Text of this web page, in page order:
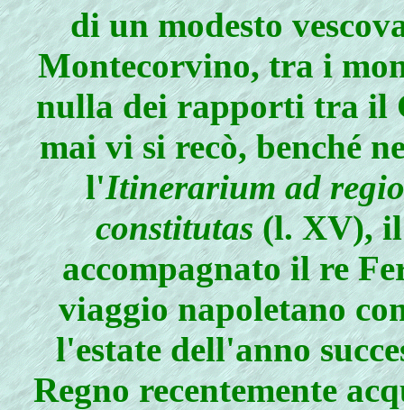
di un modesto
Montecorvino, tra i
nulla dei rapporti tra il
mai vi si recò, benché
l'Itinerarium ad
constitutas(l. XV), il
accompagnato il re
viaggio napoletano
l'estate dell'anno
Regno recentemente